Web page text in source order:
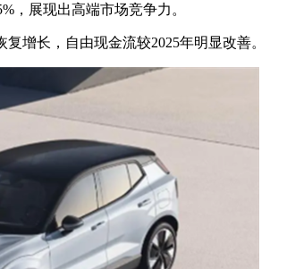
展现出高端市场竞争力。
增长，自由现金流较2025年明显改善。